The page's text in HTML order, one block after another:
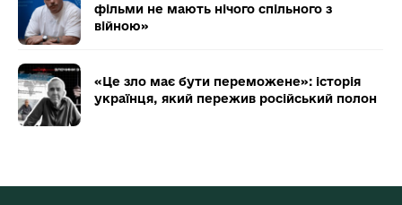
фільми не мають нічого спільного з
війною»
«Це зло має бути переможене»: історія
українця, який пережив російський полон